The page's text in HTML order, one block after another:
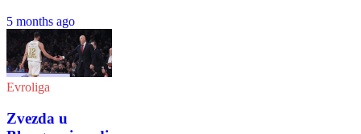
5 months ago
Evroliga
Zvezda u